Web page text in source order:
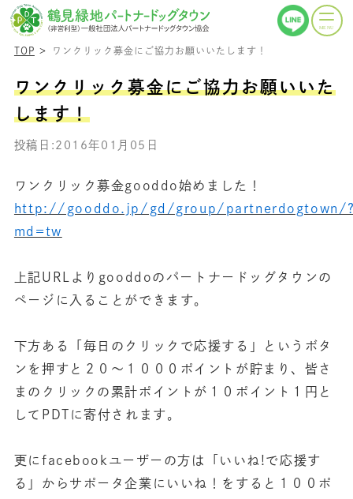
TOP ワンクリック募金にご協力お願いいたします！
ワンクリック募金にご協力お願いいた
します！
投稿日:2016年01月05日
ワンクリック募金gooddo始めました！
http://gooddo.jp/gd/group/partnerdogtown/
md=tw
上記URLよりgooddoのパートナードッグタウンの
ページに入ることができます。
下方ある「毎日のクリックで応援する」というボタ
ンを押すと２０～１０００ポイントが貯まり、皆さ
まのクリックの累計ポイントが１０ポイント１円と
してPDTに寄付されます。
更にfacebookユーザーの方は「いいね!で応援す
る」からサポータ企業にいいね！をすると１００ポ